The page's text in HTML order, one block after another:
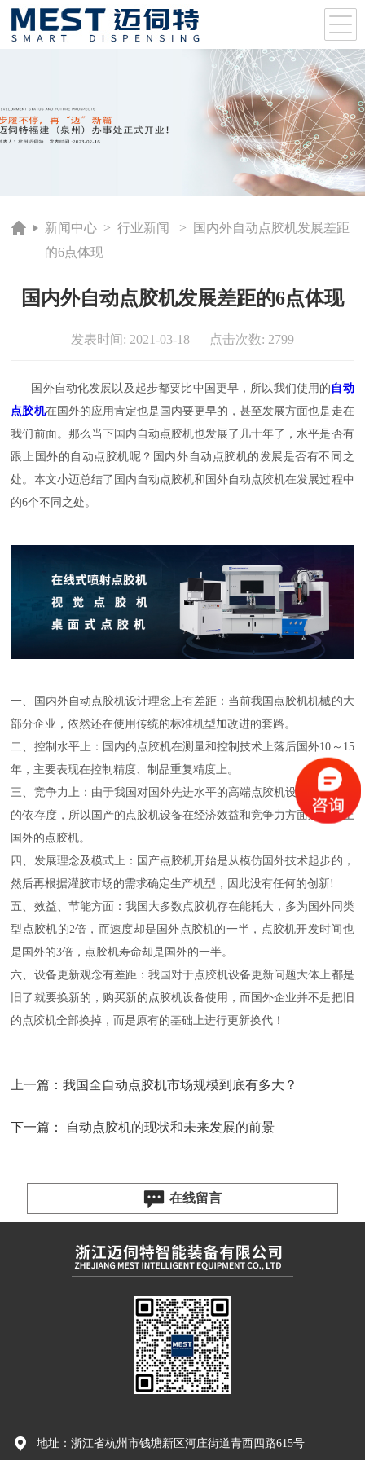
新闻中心 >行业新闻
> 国内外自动点胶机发展差距
的6点体现
国内外自动点胶机发展差距的6点体现
发表时间: 2021-03-18 点击次数: 2799
国外自动化发展以及起步都要比中国更早，所以我们使用的 自动
点胶机在国外的应用肯定也是国内要更早的，甚至发展方面也是走在
我们前面。那么当下国内自动点胶机也发展了几十年了，水平是否有
跟上国外的自动点胶机呢？国内外自动点胶机的发展是否有不同之
处。本文小迈总结了国内自动点胶机和国外自动点胶机在发展过程中
的6个不同之处。
一、国内外自动点胶机设计理念上有差距：当前我国点胶机机械的大
部分企业，依然还在使用传统的标准机型加改进的套路。
二、控制水平上：国内的点胶机在测量和控制技术上落后国外10～15
年，主要表现在控制精度、制品重复精度上。
三、竞争力上：由于我国对国外先进水平的高端点胶机设备具有较高
的依存度，所以国产的点胶机设备在经济效益和竞争力方面远比不上
国外的点胶机。
四、发展理念及模式上：国产点胶机开始是从模仿国外技术起步的，
然后再根据灌胶市场的需求确定生产机型，因此没有任何的创新!
五、效益、节能方面：我国大多数点胶机存在能耗大，多为国外同类
型点胶机的2倍，而速度却是国外点胶机的一半，点胶机开发时间也
是国外的3倍，点胶机寿命却是国外的一半。
六、设备更新观念有差距：我国对于点胶机设备更新问题大体上都是
旧了就要换新的，购买新的点胶机设备使用，而国外企业并不是把旧
的点胶机全部换掉，而是原有的基础上进行更新换代！​​​​
上一篇：我国全自动点胶机市场规模到底有多大？
下一篇： 自动点胶机的现状和未来发展的前景
在线留言
地址：浙江省杭州市钱塘新区河庄街道青西四路615号